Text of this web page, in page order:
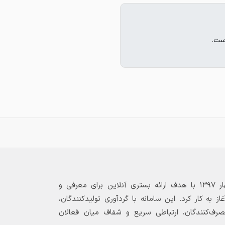
بازارگاه الکترونیکی فولاد ۲۴ از بهار ۱۳۹۷ با هدف ارائه بستری آنلاین برای معرفی و
کار کرد. این سامانه با گردآوری تولیدکنندگان،
ارتباطی سریع و شفاف میان فعالان